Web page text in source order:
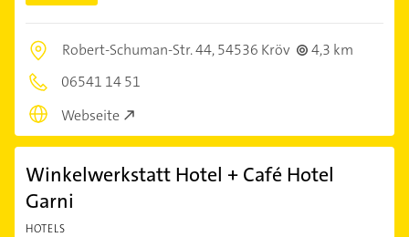
Robert-Schuman-Str. 44,54536 Kröv
4,3 km
06541 14 51
Webseite
Winkelwerkstatt Hotel + Café Hotel
Garni
HOTELS